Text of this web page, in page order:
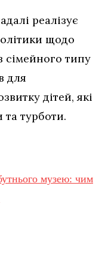
реалізує
щодо
сімейного типу
для
дітей, які
та турботи.
музею: чим